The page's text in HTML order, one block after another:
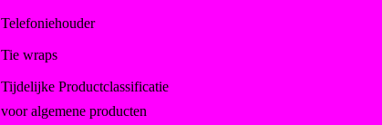
Telefoniehouder
Tie wraps
Tijdelijke Productclassificatie
voor algemene producten